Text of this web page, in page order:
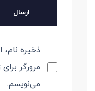
ذخیره
مرورگر
می‌نویسم.